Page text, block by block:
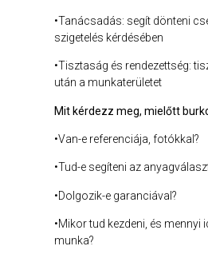
•Tanácsadás: segít dönteni
szigetelés kérdésében
•Tisztaság és rendezettség:
után a munkaterületet
Mit kérdezz meg, mielőtt
•Van-e referenciája, fotókkal?
•Tud-e segíteni az
•Dolgozik-e garanciával?
•Mikor tud kezdeni, és mennyi
munka?